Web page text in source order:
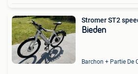
Stromer ST2
Bieden